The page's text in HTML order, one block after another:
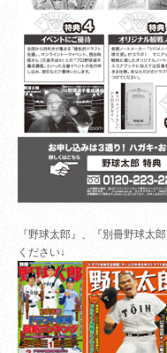
『野球太郎』、『別冊野球太
ください↓